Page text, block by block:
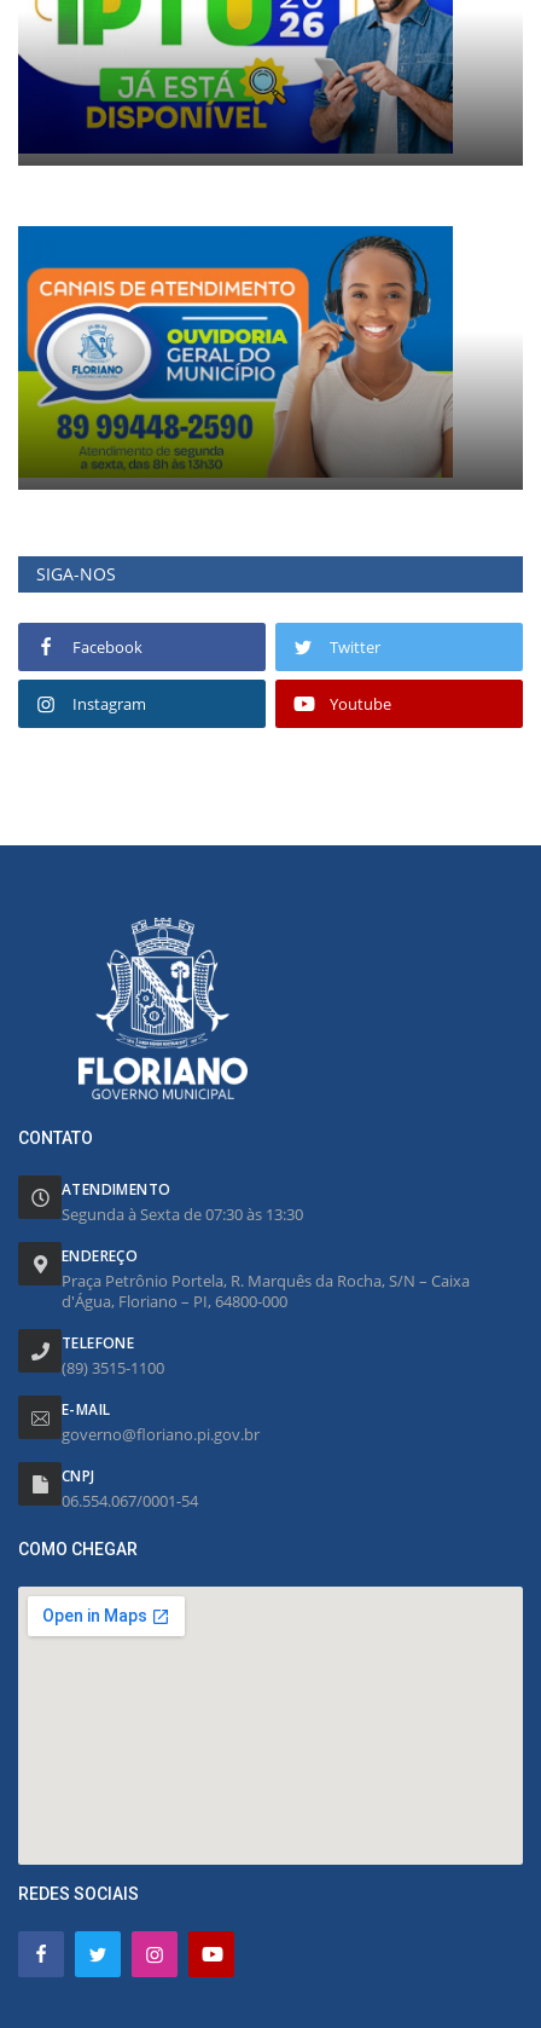
SIGA-NOS
Facebook Twitter
Instagram Youtube
CONTATO
ATENDIMENTO
Segunda à Sexta de 07:30 às 13:30
ENDEREÇO
Praça Petrônio Portela, R. Marquês da Rocha, S/N – Caixa
d'Água, Floriano – PI, 64800-000
TELEFONE
(89) 3515-1100
E-MAIL
governo@floriano.pi.gov.br
CNPJ
06.554.067/0001-54
COMO CHEGAR
REDES SOCIAIS